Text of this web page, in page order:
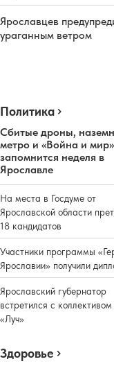
Ярославцев
ураганным ветром
Политика
Сбитые дроны,
метро и «Война и
запомнится неделя в
Ярославле
На места в Госдуме от
Ярославской области
18 кандидатов
Участники программы
Ярославии» получили
Ярославский губернатор
встретился с
«Луч»
Здоровье